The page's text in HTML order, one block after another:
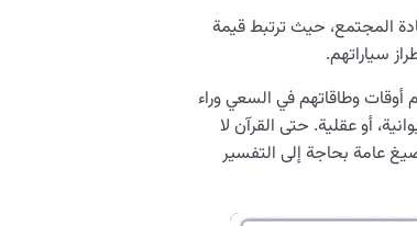
المجتمع، حيث ترتبط قيمة
سياراتهم.
وطاقاتهم في السعي وراء
أو عقلية. حتى القرآن لا
عامة بحاجة إلى التفسير